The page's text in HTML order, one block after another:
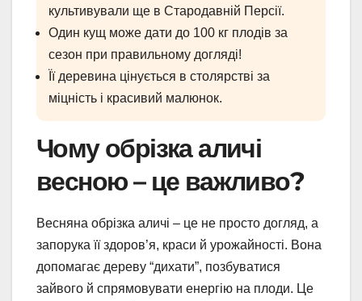
культивували ще в Стародавній Персії.
Один кущ може дати до 100 кг плодів за
сезон при правильному догляді!
Її деревина цінується в столярстві за
міцність і красивий малюнок.
Чому обрізка аличі
весною – це важливо?
Весняна обрізка аличі – це не просто догляд, а
запорука її здоров’я, краси й урожайності. Вона
допомагає дереву “дихати”, позбуватися
зайвого й спрямовувати енергію на плоди. Це